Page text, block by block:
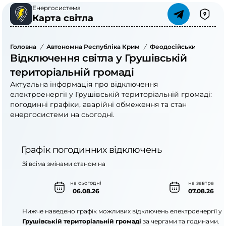
Енергосистема
Карта світла
Головна / Автономна Республіка Крим / Феодосійський Район
Відключення світла у Грушівській
територіальній громаді
Актуальна інформація про відключення
електроенергії у Грушівській територіальній громаді:
погодинні графіки, аварійні обмеження та стан
енергосистеми на сьогодні.
Графік погодинних відключень
на сьогодні
06.08.26
на завтра
07.08.26
Зі всіма змінами станом на
Нижче наведено графік можливих відключень електроенергії у
Грушівській територіальній громаді за чергами та годинами.